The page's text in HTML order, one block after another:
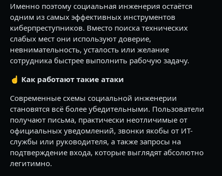
Именно поэтому социальная инженерия остаётся
одним из самых эффективных инструментов
киберпреступников. Вместо поиска технических
слабых мест они используют доверие,
невнимательность, усталость или желание
сотрудника быстрее выполнить рабочую задачу.
☝️ Как работают такие атаки
Современные схемы социальной инженерии
становятся всё более убедительными. Пользователи
получают письма, практически неотличимые от
официальных уведомлений, звонки якобы от ИТ-
службы или руководителя, а также запросы на
подтверждение входа, которые выглядят абсолютно
легитимно.